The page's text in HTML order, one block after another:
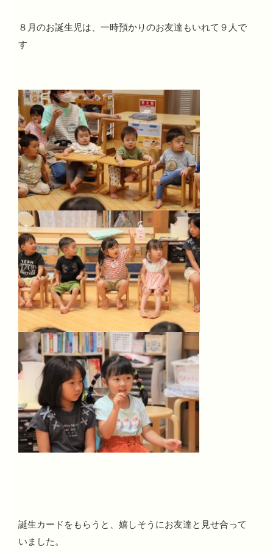
８月のお誕生児は、一時預かりのお友達もいれて９人で
す
誕生カードをもらうと、嬉しそうにお友達と見せ合って
いました。